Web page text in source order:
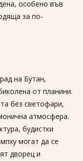
особено във
за по-
на Бутан,
от планини.
без светофари,
атмосфера.
будистки
могат да се
дворец и